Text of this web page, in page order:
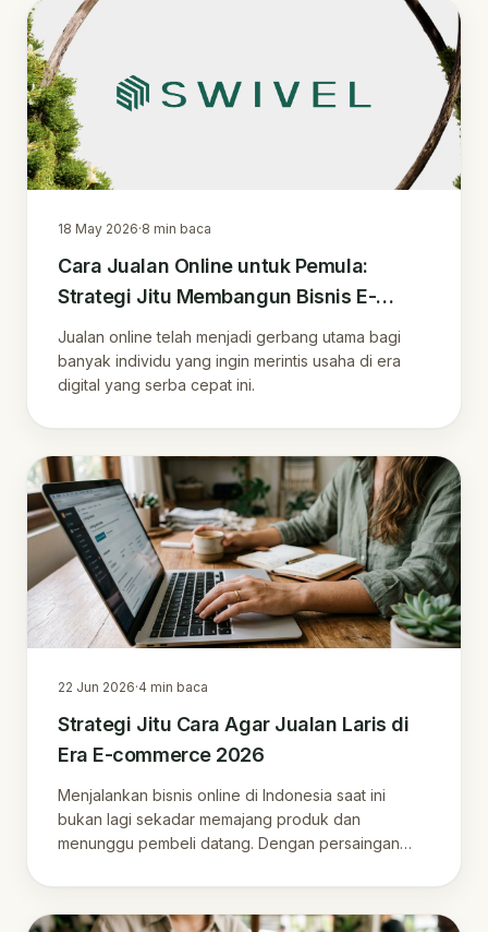
18 May 2026·8 min baca
Cara Jualan Online untuk Pemula:
Strategi Jitu Membangun Bisnis E-
commerce yang Berkelanjutan
Jualan online telah menjadi gerbang utama bagi
banyak individu yang ingin merintis usaha di era
digital yang serba cepat ini.
22 Jun 2026·4 min baca
Strategi Jitu Cara Agar Jualan Laris di
Era E-commerce 2026
Menjalankan bisnis online di Indonesia saat ini
bukan lagi sekadar memajang produk dan
menunggu pembeli datang. Dengan persaingan